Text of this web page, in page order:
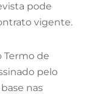
pode
vigente.
Termo de
pelo
nas